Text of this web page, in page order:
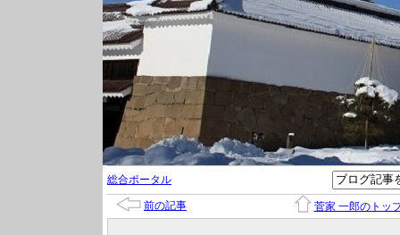
総合ポータル
前の記事 菅家 一郎のトッ